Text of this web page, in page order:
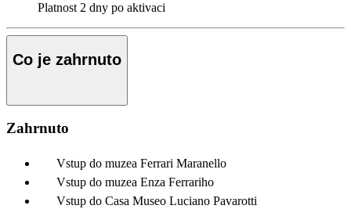
Platnost2 dny po aktivaci
Co je zahrnuto
Zahrnuto
Vstup do muzea Ferrari Maranello
Vstup do muzea Enza Ferrariho
Vstup do Casa Museo Luciano Pavarotti